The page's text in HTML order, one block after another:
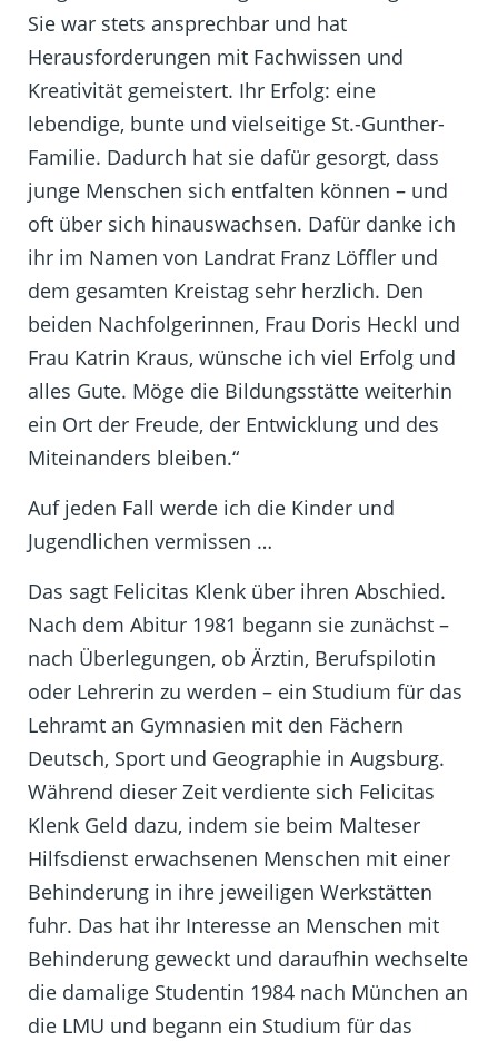
Sie war stets ansprechbar und hat
Herausforderungen mit Fachwissen und
Kreativität gemeistert. Ihr Erfolg: eine
lebendige, bunte und vielseitige St.-Gunther-
Familie. Dadurch hat sie dafür gesorgt, dass
junge Menschen sich entfalten können – und
oft über sich hinauswachsen. Dafür danke ich
ihr im Namen von Landrat Franz Löffler und
dem gesamten Kreistag sehr herzlich. Den
beiden Nachfolgerinnen, Frau Doris Heckl und
Frau Katrin Kraus, wünsche ich viel Erfolg und
alles Gute. Möge die Bildungsstätte weiterhin
ein Ort der Freude, der Entwicklung und des
Miteinanders bleiben.“
Auf jeden Fall werde ich die Kinder und
Jugendlichen vermissen …
Das sagt Felicitas Klenk über ihren Abschied.
Nach dem Abitur 1981 begann sie zunächst –
nach Überlegungen, ob Ärztin, Berufspilotin
oder Lehrerin zu werden – ein Studium für das
Lehramt an Gymnasien mit den Fächern
Deutsch, Sport und Geographie in Augsburg.
Während dieser Zeit verdiente sich Felicitas
Klenk Geld dazu, indem sie beim Malteser
Hilfsdienst erwachsenen Menschen mit einer
Behinderung in ihre jeweiligen Werkstätten
fuhr. Das hat ihr Interesse an Menschen mit
Behinderung geweckt und daraufhin wechselte
die damalige Studentin 1984 nach München an
die LMU und begann ein Studium für das